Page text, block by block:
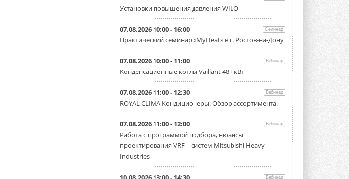
Установки повышения давления WILO
07.08.2026 10:00 - 16:00 Семинар
Практический семинар «MyHeat» в г. Ростов-на-Дону
07.08.2026 10:00 - 11:00 Вебинар
Конденсационные котлы Vaillant 48+ кВт
07.08.2026 11:00 - 12:30 Вебинар
ROYAL CLIMA Кондиционеры. Обзор ассортимента.
07.08.2026 11:00 - 12:00 Вебинар
Работа с программой подбора, нюансы
проектирования VRF – систем Mitsubishi Heavy
Industries
10.08.2026 13:00 - 14:30 Вебинар